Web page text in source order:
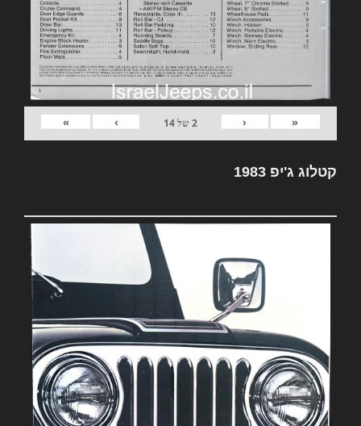
«
‹
2של14
›
»
קטלוג ג'יפ 1983